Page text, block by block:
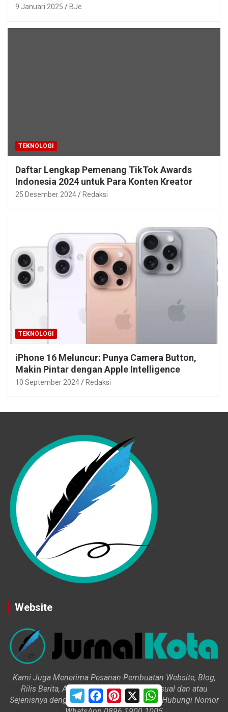
9 Januari 2025 BJe
TEKNOLOGI
Daftar Lengkap Pemenang TikTok Awards
Indonesia 2024 untuk Para Konten Kreator
25 Desember 2024 Redaksi
TEKNOLOGI
iPhone 16 Meluncur: Punya Camera Button,
Makin Pintar dengan Apple Intelligence
10 September 2024 Redaksi
Website
Kami Juga Menerima Pesanan Pembuatan Website, Blog,
Rilis Berita, Artikel, Profil, Cerita, Iklan Visual dan atau
Sejenisnya dengan Harga Variatif. Silahkan Hubungi Nomor
T
l
c
P
n
X
W
a